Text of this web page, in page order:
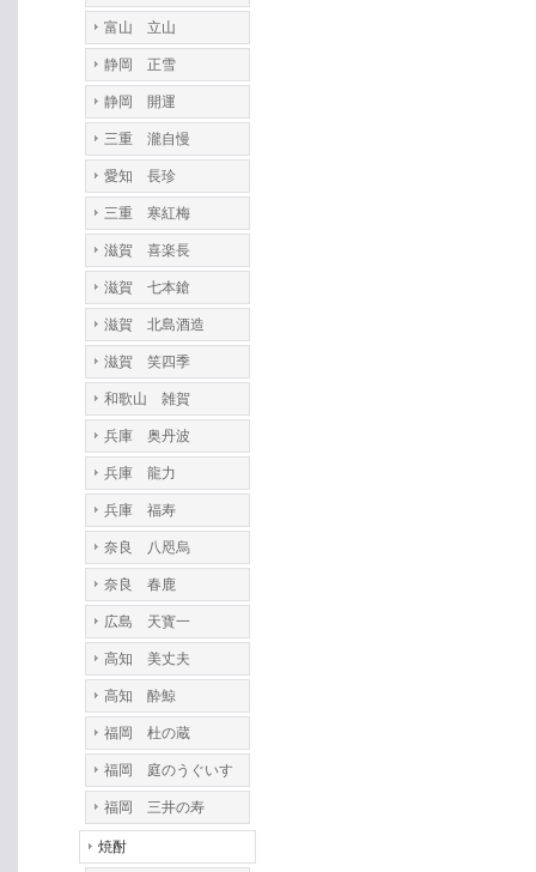
富山 立山
静岡 正雪
静岡 開運
三重 瀧自慢
愛知 長珍
三重 寒紅梅
滋賀 喜楽長
滋賀 七本鎗
滋賀 北島酒造
滋賀 笑四季
和歌山 雑賀
兵庫 奥丹波
兵庫 龍力
兵庫 福寿
奈良 八咫烏
奈良 春鹿
広島 天寳一
高知 美丈夫
高知 酔鯨
福岡 杜の蔵
福岡 庭のうぐいす
福岡 三井の寿
焼酎